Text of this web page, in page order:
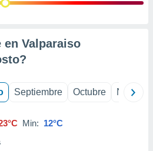
en Valparaiso
?
Septiembre Octubre
Min: 12°C